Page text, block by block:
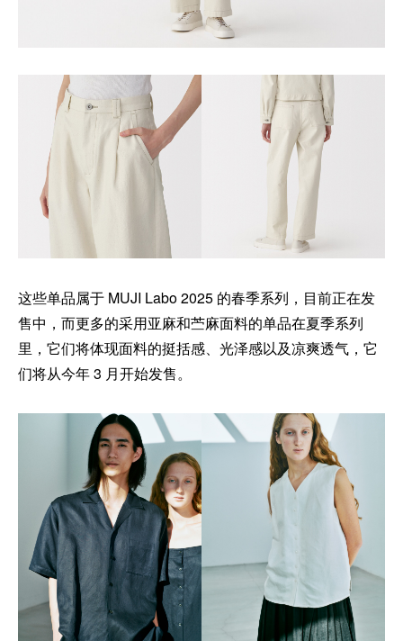
这些单品属于 MUJI Labo 2025 的春季系列，目前正在发
售中，而更多的采用亚麻和苎麻面料的单品在夏季系列
里，它们将体现面料的挺括感、光泽感以及凉爽透气，它
们将从今年 3 月开始发售。